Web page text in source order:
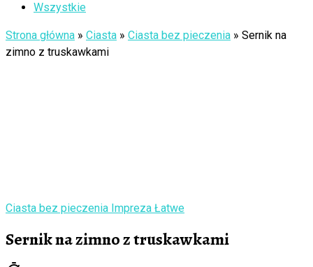
Wszystkie
Strona główna » Ciasta » Ciasta bez pieczenia » Sernik na
zimno z truskawkami
Ciasta bez pieczenia Impreza Łatwe
Sernik na zimno z truskawkami